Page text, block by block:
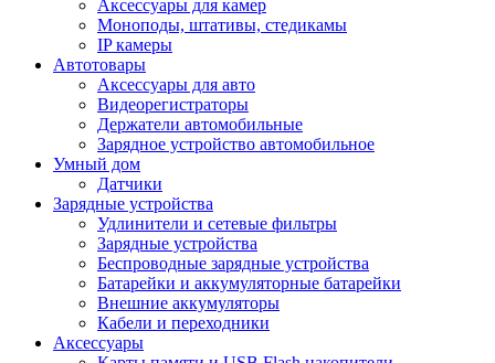
Аксессуары для камер
Моноподы, штативы, стедикамы
IP камеры
Автотовары
Аксессуары для авто
Видеорегистраторы
Держатели автомобильные
Зарядное устройство автомобильное
Умный дом
Датчики
Зарядные устройства
Удлинители и сетевые фильтры
Зарядные устройства
Беспроводные зарядные устройства
Батарейки и аккумуляторные батарейки
Внешние аккумуляторы
Кабели и переходники
Аксессуары